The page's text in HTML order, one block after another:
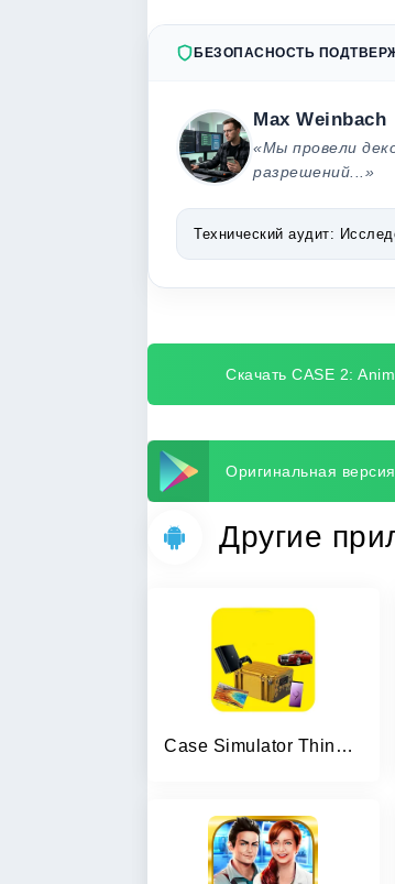
БЕЗОПАСНОСТЬ
Max Weinbach
«Мы провели
разрешений...»
Технический аудит:
Скачать CASE 2:
Оригинальная
Другие
Case Simulator Things 2